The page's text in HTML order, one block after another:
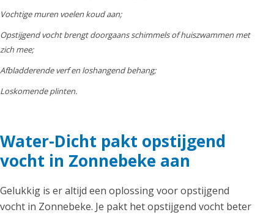
Vochtige muren voelen koud aan;
Opstijgend vocht brengt doorgaans schimmels of huiszwammen met
zich mee;
Afbladderende verf en loshangend behang;
Loskomende plinten.
Water-Dicht pakt opstijgend
vocht in Zonnebeke aan
Gelukkig is er altijd een oplossing voor opstijgend
vocht in Zonnebeke. Je pakt het opstijgend vocht beter